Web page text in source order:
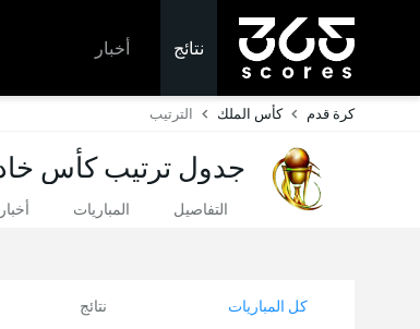
نتائج أخبار
كرة قدم كأس الملك الترتيب
جدول ترتيب كأس خادم
التفاصيل المباريات أخبار
كل المباريات نتائج